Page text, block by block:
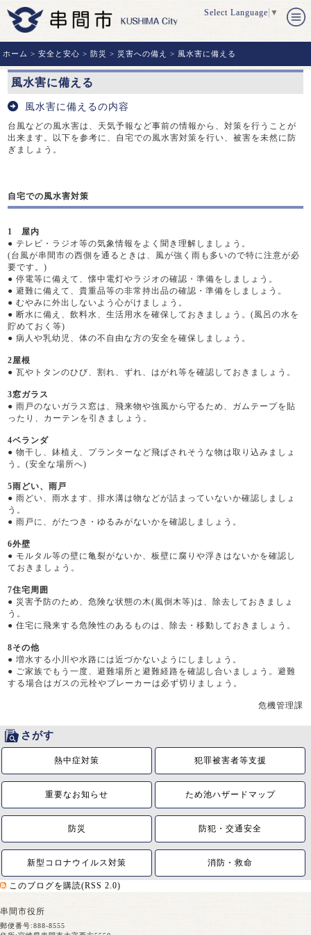
Select Language ▼
ホーム >安全と安心 >防災 > 災害への備え > 風水害に備える
風水害に備える
風水害に備えるの内容
台風などの風水害は、天気予報など事前の情報から、対策を行うことが
出来ます。以下を参考に、自宅での風水害対策を行い、被害を未然に防
ぎましょう。
自宅での風水害対策
1 屋内
● テレビ・ラジオ等の気象情報をよく聞き理解しましょう。
(台風が串間市の西側を通るときは、風が強く雨も多いので特に注意が必
要です。)
●停電等に備えて、懐中電灯やラジオの確認・準備をしましょう。
●避難に備えて、貴重品等の非常持出品の確認・準備をしましょう。
●むやみに外出しないよう心がけましょう。
● 断水に備え、飲料水、生活用水を確保しておきましょう。(風呂の水を
貯めておく等)
●病人や乳幼児、体の不自由な方の安全を確保しましょう。
2屋根
●瓦やトタンのひび、割れ、ずれ、はがれ等を確認しておきましょう。
3窓ガラス
●雨戸のないガラス窓は、飛来物や強風から守るため、ガムテープを貼
ったり、カーテンを引きましょう。
4ベランダ
●物干し、鉢植え、プランターなど飛ばされそうな物は取り込みましょ
う。(安全な場所へ)
5雨どい、雨戸
●雨どい、雨水ます、排水溝は物などが詰まっていないか確認しましょ
う。
●雨戸に、がたつき・ゆるみがないかを確認しましょう。
6外壁
● モルタル等の壁に亀裂がないか、板壁に腐りや浮きはないかを確認し
ておきましょう。
7住宅周囲
● 災害予防のため、危険な状態の木(風倒木等)は、除去しておきましょ
う。
●住宅に飛来する危険性のあるものは、除去・移動しておきましょう。
8その他
●増水する小川や水路には近づかないようにしましょう。
● ご家族でもう一度、避難場所と避難経路を確認し合いましょう。避難
する場合はガスの元栓やブレーカーは必ず切りましょう。
危機管理課
さがす
熱中症対策 犯罪被害者等支援
重要なお知らせ ため池ハザードマップ
防災 防犯・交通安全
新型コロナウイルス対策 消防・救命
このブログを購読(RSS 2.0)
串間市役所
郵便番号:888-8555